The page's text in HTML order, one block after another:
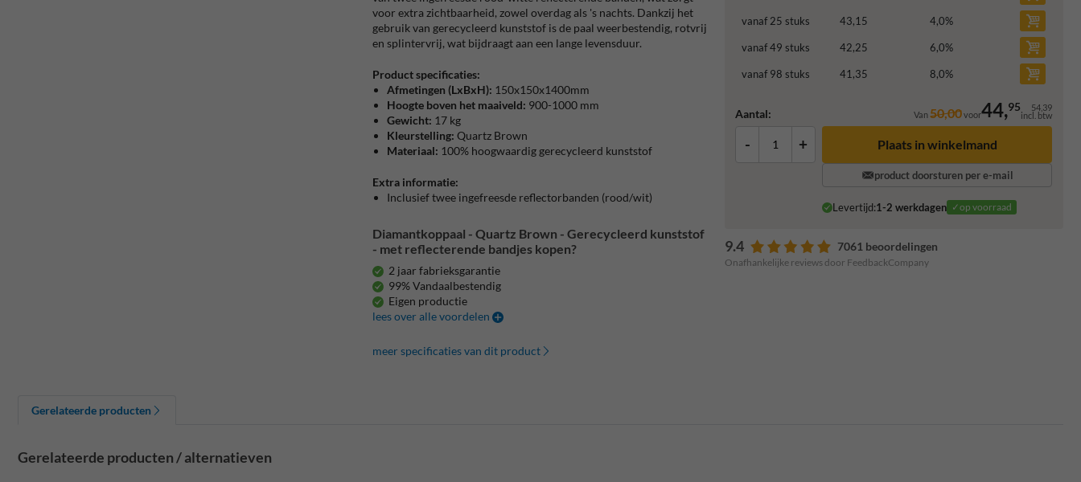
vanaf 25 stuks 43,15 4,0%
vanaf 49 stuks 42,25 6,0%
vanaf 98 stuks 41,35 8,0%
Aantal: Van50,00voor44,95 54,39
incl. btw
- + Plaats in winkelmand
product doorsturen per e-mail
Levertijd:1-2 werkdagen ✓op voorraad
9.4 7061 beoordelingen
Onafhankelijke reviews door FeedbackCompany
voor extra zichtbaarheid, zowel overdag als 's nachts. Dankzij het
gebruik van gerecycleerd kunststof is de paal weerbestendig, rotvrij
en splintervrij, wat bijdraagt aan een lange levensduur.
Product specificaties:
Afmetingen (LxBxH): 150x150x1400mm
Hoogte boven het maaiveld: 900-1000 mm
Gewicht: 17 kg
Kleurstelling:Quartz Brown
Materiaal: 100% hoogwaardig gerecycleerd kunststof
Extra informatie:
Inclusief twee ingefreesde reflectorbanden (rood/wit)
Diamantkoppaal - Quartz Brown - Gerecycleerd kunststof
- met reflecterende bandjes kopen?
2 jaar fabrieksgarantie
99% Vandaalbestendig
Eigen productie
lees over alle voordelen
meer specificaties van dit product
Gerelateerde producten
Gerelateerde producten / alternatieven